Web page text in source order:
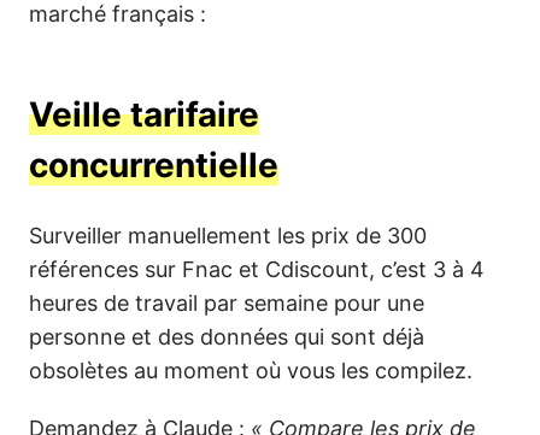
marché français :
Veille tarifaire
concurrentielle
Surveiller manuellement les prix de 300
références sur Fnac et Cdiscount, c’est 3 à 4
heures de travail par semaine pour une
personne et des données qui sont déjà
obsolètes au moment où vous les compilez.
Demandez à Claude : « Compare les prix de